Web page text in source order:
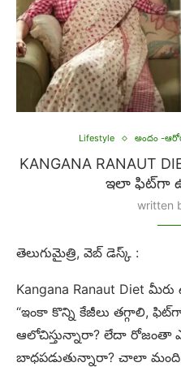
Lifestyle అందం -
KANGANA RANAUT
ఇలా ఫిట్‌గా
written
తెలుగుమైత్రి, వెబ్ డెస్క్ :
Kangana Ranaut Diet
“ఇంకా కొన్ని కేజీలు తగ్గాలి,
ఆలోచిస్తున్నారా? లేదా రోజంతా
బాధపడుతున్నారా? చాలా